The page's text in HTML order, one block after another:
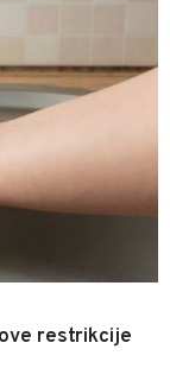
restrikcije